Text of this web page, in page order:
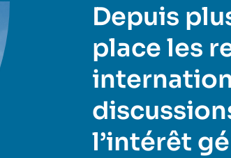
Depuis
place les
l’intérêt